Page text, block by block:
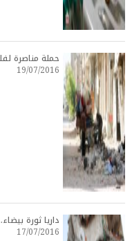
حملة مناصرة
19/07/2016
داريا ثورة
17/07/2016